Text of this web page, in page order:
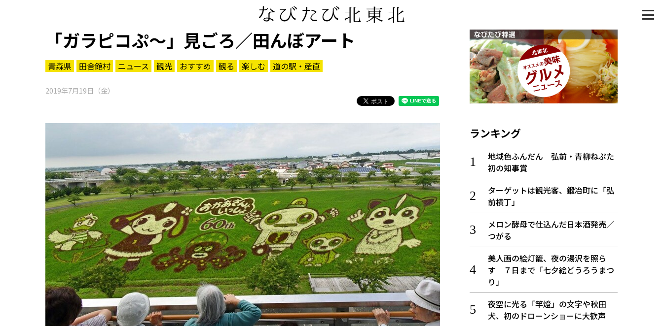
「ガラピコぷ～」見ごろ／田んぼアート
青森県 田舎館村 ニュース 観光 おすすめ 観る 楽しむ 道の駅・産直
2019年7月19日（金）
ランキング
地域色ふんだん 弘前・青柳ねぷた
初の知事賞
ターゲットは観光客、鍛冶町に「弘
前横丁」
メロン酵母で仕込んだ日本酒発売／
つがる
美人画の絵灯籠、夜の湯沢を照ら
す ７日まで「七夕絵どうろうまつ
り」
夜空に光る「竿燈」の文字や秋田
犬、初のドローンショーに大歓声
パワースポット
まつり・イベント
おみやげ・特産
道の駅・産直
アウトドア・レジャー